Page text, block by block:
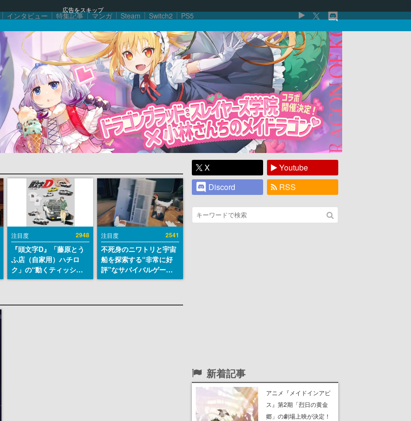
広告をスキップ
インタビュー 特集記事 マンガ Steam Switch2 PS5
注目度 2948
『頭文字D』「藤原とう
ふ店（自家用）ハチロ
ク」の“動くティッシュ
ケース”が買えるポップ
注目度 2541
不死身のニワトリと宇宙
船を探索する“非常に好
評”なサバイバルゲーム
『Breathedge』が無料
X
Youtube
Discord
RSS
新着記事
アニメ『メイドインアビ
ス』第2期「烈日の黄金
郷」の劇場上映が決定！